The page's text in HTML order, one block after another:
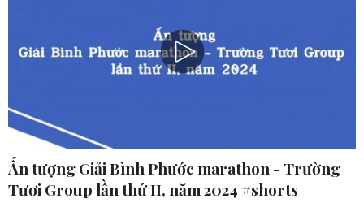
Ấn tượng Giải Bình Phước marathon - Trường
Tươi Group lần thứ II, năm 2024 #shorts